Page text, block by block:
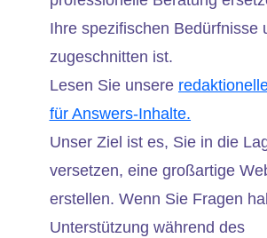
Ihre spezifischen Bedürfnisse
zugeschnitten ist.
Lesen Sie unsere
für Answers-Inhalte.
Unser Ziel ist es, Sie in die
versetzen, eine großartige
erstellen. Wenn Sie Fragen
Unterstützung während des